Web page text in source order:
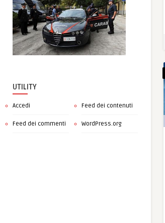
UTILITY
Accedi Feed dei contenuti
Feed dei commenti WordPress.org